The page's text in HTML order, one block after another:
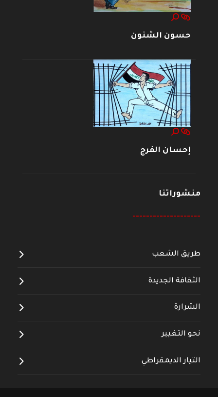
حسون الشنون
إحسان الفرج
منشوراتنا
--------------------
طريق الشعب
الثقافة الجديدة
الشرارة
نحو التغيير
التيار الديمقراطي